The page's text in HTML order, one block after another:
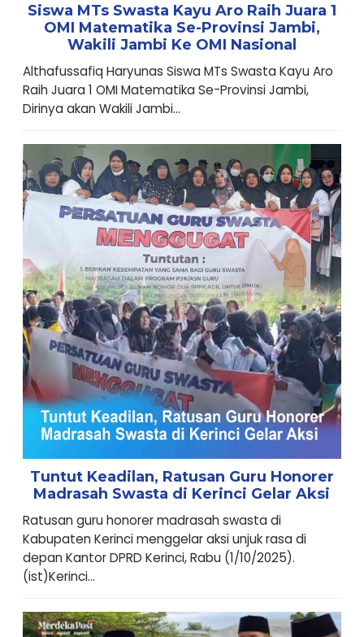
Siswa MTs Swasta Kayu Aro Raih Juara 1
OMI Matematika Se-Provinsi Jambi,
Wakili Jambi Ke OMI Nasional
Althafussafiq Haryunas Siswa MTs Swasta Kayu Aro
Raih Juara 1 OMI Matematika Se-Provinsi Jambi,
Dirinya akan Wakili Jambi...
Tuntut Keadilan, Ratusan Guru Honorer
Madrasah Swasta di Kerinci Gelar Aksi
Ratusan guru honorer madrasah swasta di
Kabupaten Kerinci menggelar aksi unjuk rasa di
depan Kantor DPRD Kerinci, Rabu (1/10/2025).
(ist)Kerinci...